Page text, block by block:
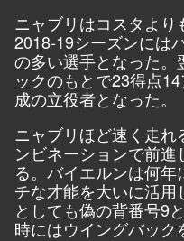
ニャブリはコスタより
2018-19シーズンには
の多い選手となった。
ックのもとで23得点
成の立役者となった。
ニャブリほど速く走れ
ンビネーションで前
る。バイエルンは何
チな才能を大いに活
としても偽の背番号9
時にはウイングバック